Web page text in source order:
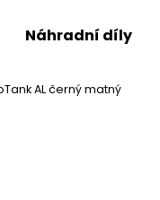
Náhradní díly
AL černý matný
Co